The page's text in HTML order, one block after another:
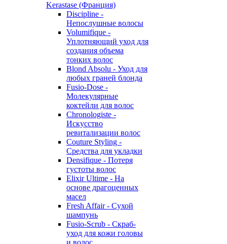
Kerastase (Франция)
Discipline -
Непослушные волосы
Volumifique -
Уплотняющий уход для
создания объема
тонких волос
Blond Absolu - Уход для
любых граней блонда
Fusio-Dose -
Молекулярные
коктейли для волос
Chronologiste -
Искусство
ревитализации волос
Couture Styling -
Средства для укладки
Densifique - Потеря
густоты волос
Elixir Ultime - На
основе драгоценных
масел
Fresh Affair - Сухой
шампунь
Fusio-Scrub - Скраб-
уход для кожи головы
и волос